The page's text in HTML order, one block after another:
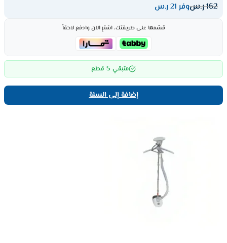
162ر.سوفر 21 ر.س
قسّمها على طريقتك، اشترِ الآن وادفع لاحقاً
متبقي 5 قطع
إضافة إلى السلة